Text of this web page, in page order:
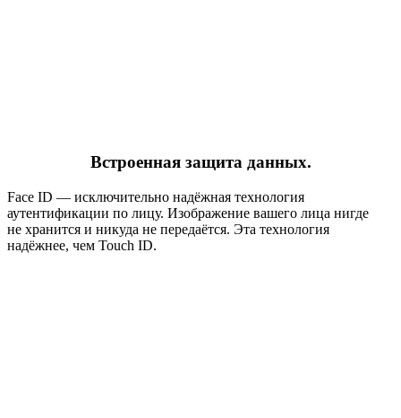
Встроенная защита данных.
Face ID — исключительно надёжная технология
аутентификации по лицу. Изображение вашего лица нигде
не хранится и никуда не передаётся. Эта технология
надёжнее, чем Touch ID.